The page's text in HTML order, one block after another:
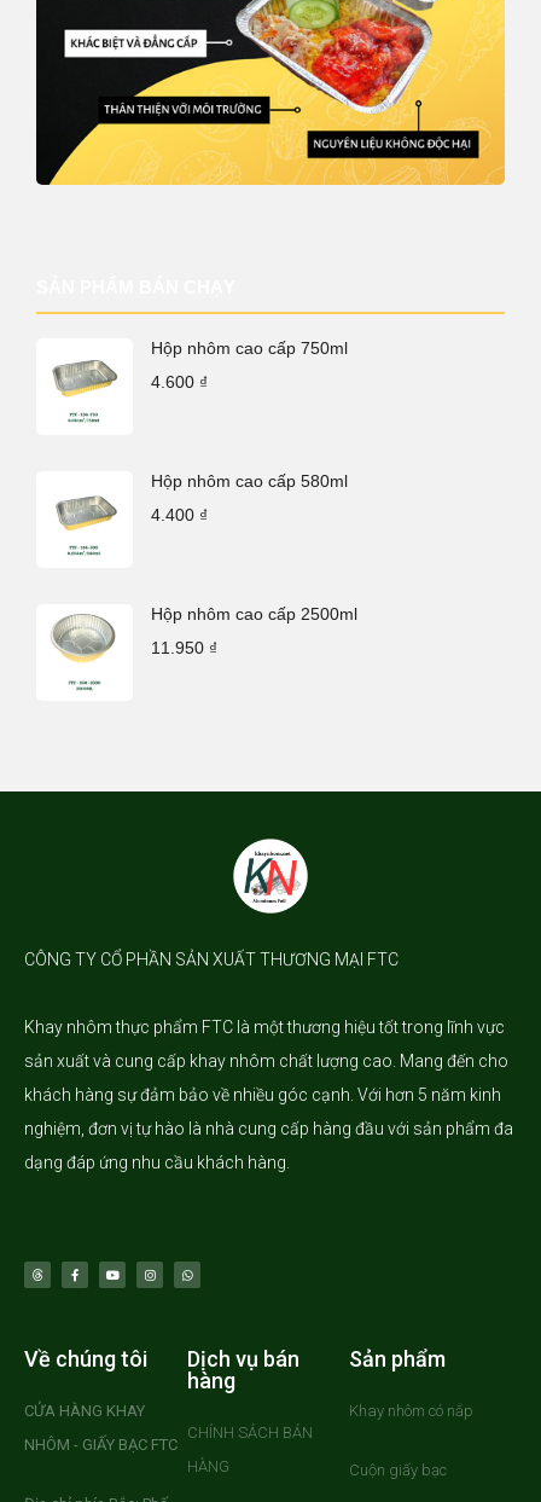
Hộp nhôm cao cấp 750ml
4.600 ₫
Hộp nhôm cao cấp 580ml
4.400 ₫
Hộp nhôm cao cấp 2500ml
11.950 ₫
CÔNG TY CỔ PHẦN SẢN XUẤT THƯƠNG MẠI FTC
Khay nhômthực phẩm FTC là một thương hiệu tốt trong lĩnh vực
sản xuất và cung cấp khay nhôm chất lượng cao. Mang đến cho
khách hàng sự đảm bảo về nhiều góc cạnh. Với hơn 5 năm kinh
nghiệm, đơn vị tự hào là nhà cung cấp hàng đầu với sản phẩm đa
dạng đáp ứng nhu cầu khách hàng.
Về chúng tôi
CỬA HÀNG KHAY
NHÔM - GIẤY BẠC FTC
Dịch vụ bán
hàng
CHÍNH SÁCH BÁN
HÀNG
Sản phẩm
Khay nhôm có nắp
Cuộn giấy bạc